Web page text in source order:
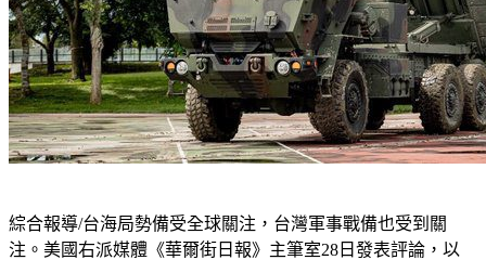
綜合報導/台海局勢備受全球關注，台灣軍事戰備也受到關
注。美國右派媒體《華爾街日報》主筆室28日發表評論，以